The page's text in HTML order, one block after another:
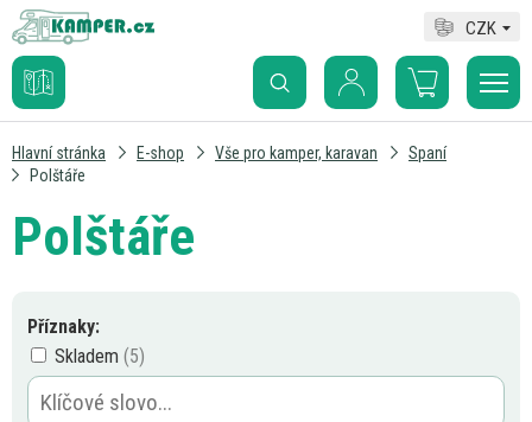
CZK
Hlavní stránka E-shop Vše pro kamper, karavan
Spaní
Polštáře
Polštáře
Příznaky:
Skladem